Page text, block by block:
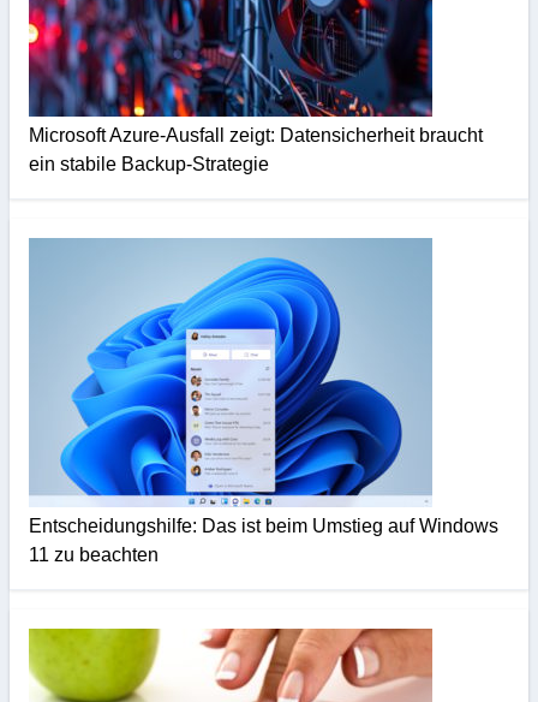
Microsoft Azure-Ausfall zeigt: Datensicherheit braucht
ein stabile Backup-Strategie
Entscheidungshilfe: Das ist beim Umstieg auf Windows
11 zu beachten